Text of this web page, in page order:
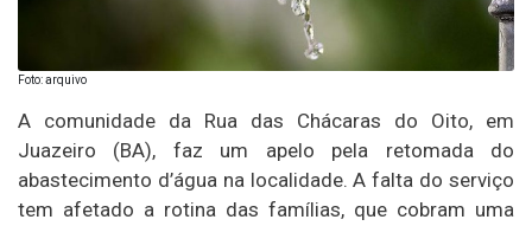
Foto: arquivo
A comunidade da Rua das Chácaras do Oito, em
Juazeiro (BA), faz um apelo pela retomada do
abastecimento d’água na localidade. A falta do serviço
tem afetado a rotina das famílias, que cobram uma